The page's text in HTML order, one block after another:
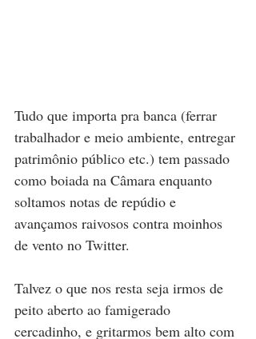
Tudo que importa pra banca (ferrar
trabalhador e meio ambiente, entregar
patrimônio público etc.) tem passado
como boiada na Câmara enquanto
soltamos notas de repúdio e
avançamos raivosos contra moinhos
de vento no Twitter.
Talvez o que nos resta seja irmos de
peito aberto ao famigerado
cercadinho, e gritarmos bem alto com